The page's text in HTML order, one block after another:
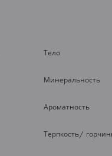
Тело
Минеральность
Ароматность
Терпкость/